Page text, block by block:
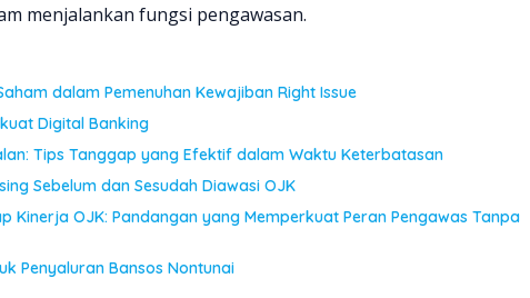
menjalankan fungsi pengawasan.
dalam Pemenuhan Kewajiban Right Issue
Digital Banking
Tips Tanggap yang Efektif dalam Waktu Keterbatasan
Sebelum dan Sesudah Diawasi OJK
Kinerja OJK: Pandangan yang Memperkuat Peran Pengawas Tanpa
Penyaluran Bansos Nontunai